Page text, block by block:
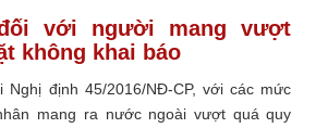
với người mang vượt
không khai báo
Nghị định 45/2016/NĐ-CP, với các mức
mang ra nước ngoài vượt quá quy